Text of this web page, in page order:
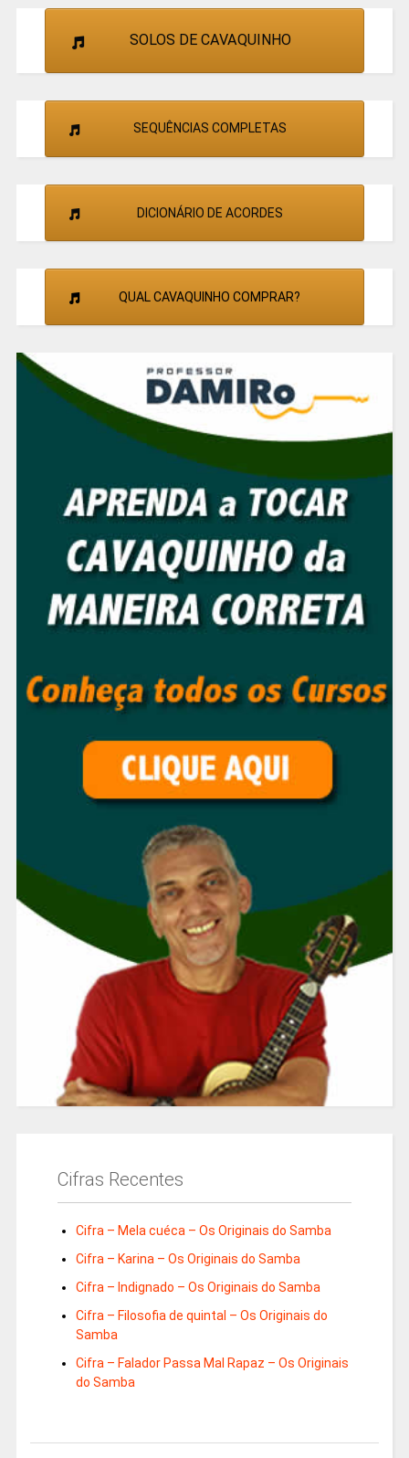
SOLOS DE CAVAQUINHO
SEQUÊNCIAS COMPLETAS
DICIONÁRIO DE ACORDES
QUAL CAVAQUINHO COMPRAR?
Cifras Recentes
Cifra – Mela cuéca – Os Originais do Samba
Cifra – Karina – Os Originais do Samba
Cifra – Indignado – Os Originais do Samba
Cifra – Filosofia de quintal – Os Originais do
Samba
Cifra – Falador Passa Mal Rapaz – Os Originais
do Samba